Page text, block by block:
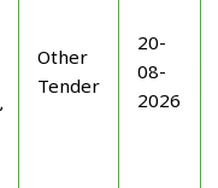
Other
Tender
20-
08-
2026